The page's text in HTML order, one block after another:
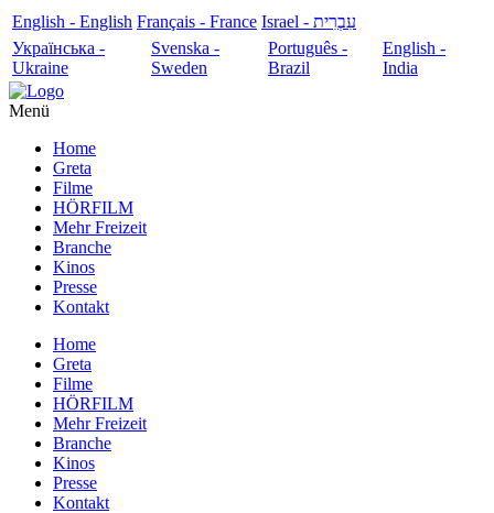
English - English Français - France
עִבְרִית - Israel
Українська -
Ukraine
Svenska -
Sweden
Português -
Brazil
English -
India
Menü
Home
Greta
Filme
HÖRFILM
Mehr Freizeit
Branche
Kinos
Presse
Kontakt
Home
Greta
Filme
HÖRFILM
Mehr Freizeit
Branche
Kinos
Presse
Kontakt